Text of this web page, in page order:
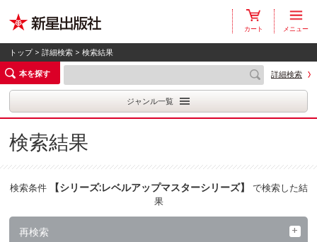
カート メニュー
トップ>詳細検索 > 検索結果
本を探す
詳細検索
ジャンル一覧
検索結果
検索条件【シリーズ:レベルアップマスターシリーズ】 で検索した結
果
再検索